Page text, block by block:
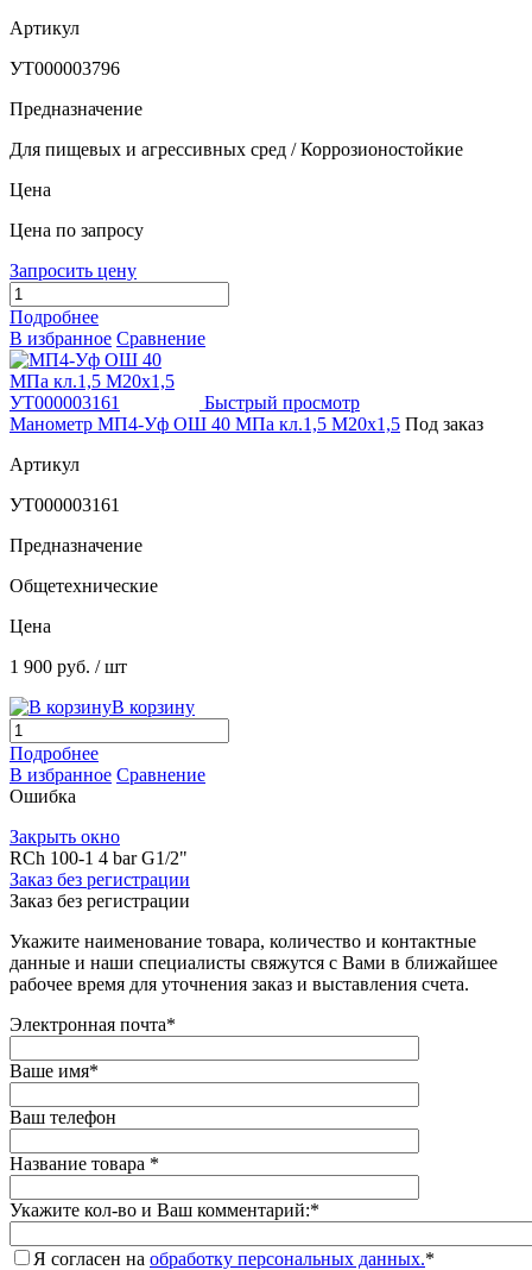
Артикул
УТ000003796
Предназначение
Для пищевых и агрессивных сред / Коррозионостойкие
Цена
Цена по запросу
Запросить цену
Подробнее
В избранное Сравнение
Быстрый просмотр
Манометр МП4-Уф ОШ 40 МПа кл.1,5 М20х1,5 Под заказ
Артикул
УТ000003161
Предназначение
Общетехнические
Цена
1 900 руб. / шт
В корзину
Подробнее
В избранное Сравнение
Ошибка
Закрыть окно
RCh 100-1 4 bar G1/2"
Заказ без регистрации
Заказ без регистрации
Укажите наименование товара, количество и контактные
данные и наши специалисты свяжутся с Вами в ближайшее
рабочее время для уточнения заказ и выставления счета.
Электронная почта*
Ваше имя*
Ваш телефон
Название товара *
Укажите кол-во и Ваш комментарий:*
Я согласен на обработку персональных данных.*